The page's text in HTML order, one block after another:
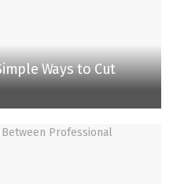
Ways to Cut